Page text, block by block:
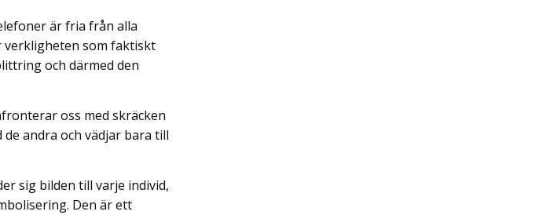
är fria från alla
verkligheten som faktiskt
och därmed den
oss med skräcken
andra och vädjar bara till
sig bilden till varje individ,
Den är ett